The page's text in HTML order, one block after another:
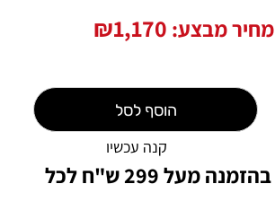
מחיר מבצע: ₪1,170
הוסף לסל
קנה עכשיו
משלוחים חינם בהזמנה מעל 299 ש"ח לכל